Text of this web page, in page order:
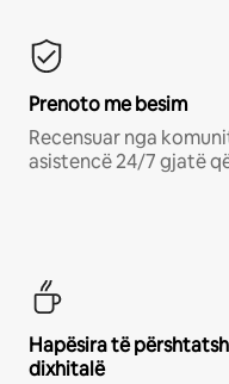
Prenoto me besim
Recensuar nga
asistencë 24/7 gjatë
Hapësira të
dixhitalë